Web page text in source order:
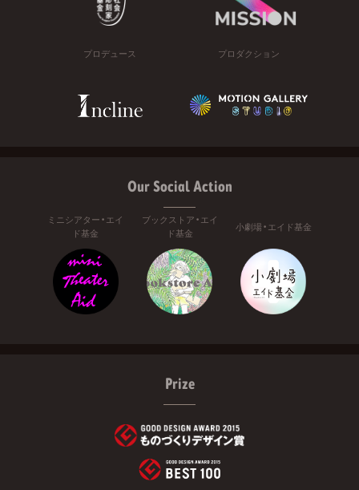
プロデュース プロダクション
Our Social Action
ミニシアター・エイ
ド基金
ブックストア・エイ
ド基金
小劇場・エイド基金
Prize